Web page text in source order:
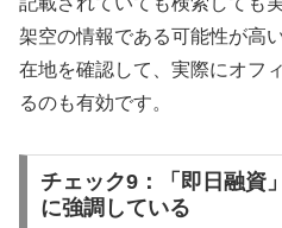
架空の情報である可能性が高
在地を確認して、実際にオフ
るのも有効です。
チェック9：「即日融資
に強調している